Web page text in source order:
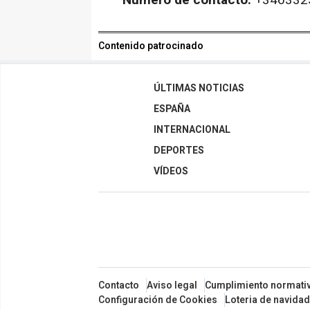
Contenido patrocinado
ÚLTIMAS NOTICIAS
ESPAÑA
INTERNACIONAL
DEPORTES
VÍDEOS
Contacto Aviso legal
Cumplimiento
Configuración de Cookies
Loteria de navidad